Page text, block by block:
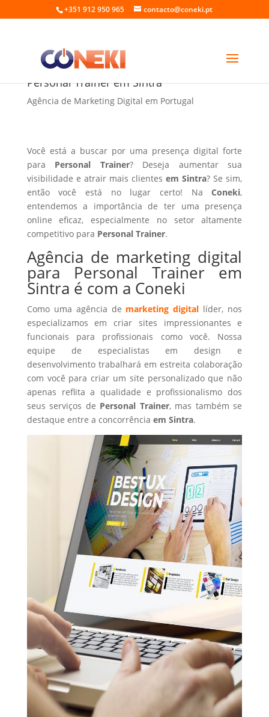
+351 912 950 965 contacto@coneki.pt
Agência de marketing digital para
Personal Trainer em Sintra
Agência de Marketing Digital em Portugal
Você está a buscar por uma presença digital forte
para Personal Trainer? Deseja aumentar sua
visibilidade e atrair mais clientesem Sintra? Se sim,
então você está no lugar certo! NaConeki,
entendemos a importância de ter uma presença
online eficaz, especialmente no setor altamente
competitivo para Personal Trainer.
Agência de marketing digital
para Personal Trainer em
Sintra é com a Coneki
Como uma agência de marketing digital líder, nos
especializamos em criar sites impressionantes e
funcionais para profissionais como você. Nossa
equipe de especialistas em design e
desenvolvimento trabalhará em estreita colaboração
com você para criar um site personalizado que não
apenas reflita a qualidade e profissionalismo dos
seus serviços de Personal Trainer, mas também se
destaque entre a concorrência em Sintra.